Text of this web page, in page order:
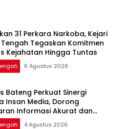
31 Perkara Narkoba, Kejari
Tegaskan Komitmen
Kejahatan Hingga Tuntas
6 Agustus 2026
Bateng Perkuat Sinergi
Insan Media, Dorong
Informasi Akurat dan
1104 Agustus 2026